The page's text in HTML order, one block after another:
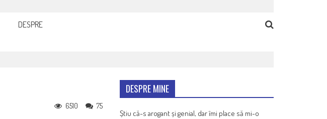
DESPRE
75
6510
DESPRE MINE
Știu că-s arogant și genial, dar îmi place să mi-o